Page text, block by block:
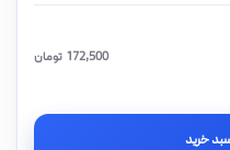
تومان 172,500
خرید